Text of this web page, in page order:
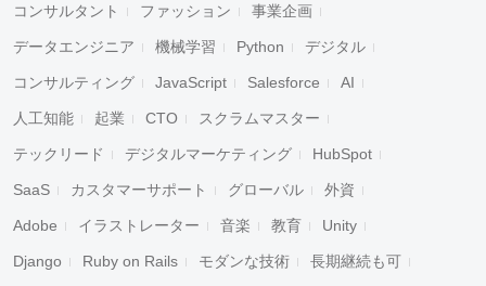
コンサルタント ファッション 事業企画
データエンジニア 機械学習 Python デジタル
コンサルティング JavaScript Salesforce AI
人工知能 起業 CTO スクラムマスター
テックリード デジタルマーケティング HubSpot
SaaS カスタマーサポート グローバル 外資
Adobe イラストレーター 音楽 教育 Unity
Django Ruby on Rails モダンな技術 長期継続も可